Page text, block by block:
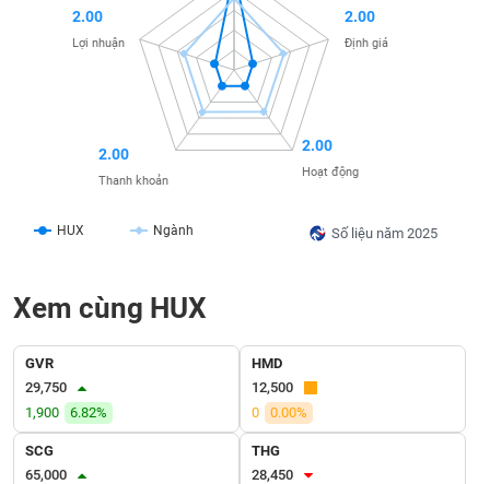
Số liệu năm 2025
HUX Ngành
2.00
Định giá
2.00
Hoạt động
2.00
Thanh khoản
2.00
Lợi nhuận
Xem cùng HUX
GVR
29,750
1,900
6.82%
HMD
12,500
0
0.00%
SCG
65,000
THG
28,450
DÙNG
YẾU
CHĂM